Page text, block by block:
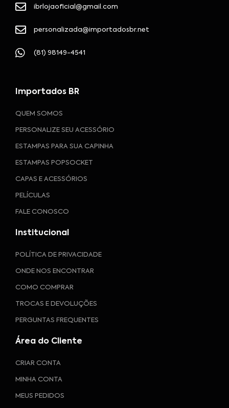
ibrlojaoficial@gmail.com
personalizada@importadosbr.net
(81) 98149-4541
Importados BR
QUEM SOMOS
PERSONALIZE SEU ACESSÓRIO
ESTAMPAS PARA SUA CAPINHA
ESTAMPAS POPSOCKET
CAPAS E ACESSÓRIOS
PELÍCULAS
FALE CONOSCO
Institucional
POLÍTICA DE PRIVACIDADE
ONDE NOS ENCONTRAR
COMO COMPRAR
TROCAS E DEVOLUÇÕES
PERGUNTAS FREQUENTES
Área do Cliente
CRIAR CONTA
MINHA CONTA
MEUS PEDIDOS